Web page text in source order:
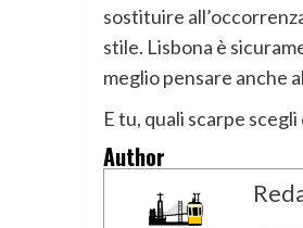
sostituire
stile. Lisbona è
meglio pensare anche
E tu, quali scarpe
Author